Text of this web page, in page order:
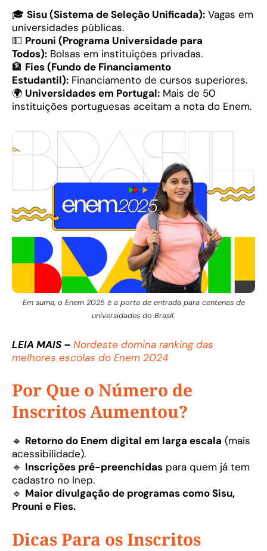
🎓 Sisu (Sistema de Seleção Unificada): Vagas em
universidades públicas.
💵 Prouni (Programa Universidade para
Todos): Bolsas em instituições privadas.
🏦 Fies (Fundo de Financiamento
Estudantil): Financiamento de cursos superiores.
🌍 Universidades em Portugal: Mais de 50
instituições portuguesas aceitam a nota do Enem.
Em suma, o Enem 2025 é a porta de entrada para centenas de
universidades do Brasil.
LEIA MAIS – Nordeste domina ranking das
melhores escolas do Enem 2024
Por Que o Número de
Inscritos Aumentou?
🔹 Retorno do Enem digital em larga escala (mais
acessibilidade).
🔹 Inscrições pré-preenchidas para quem já tem
cadastro no Inep.
🔹 Maior divulgação de programas como Sisu,
Prouni e Fies.
Dicas Para os Inscritos